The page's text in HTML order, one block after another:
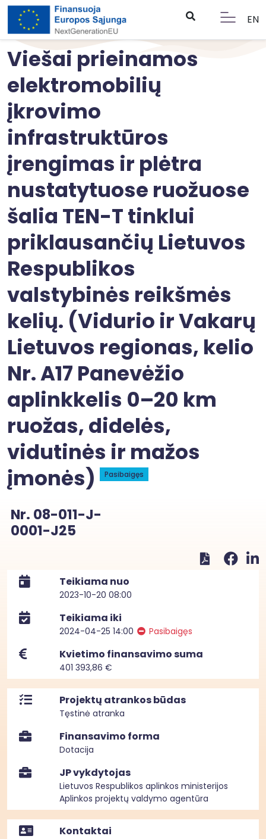
EN
Viešai prieinamos
elektromobilių
įkrovimo
infrastruktūros
įrengimas ir plėtra
nustatytuose ruožuose
šalia TEN-T tinklui
priklausančių Lietuvos
Respublikos
valstybinės reikšmės
kelių. (Vidurio ir Vakarų
Lietuvos regionas, kelio
Nr. A17 Panevėžio
aplinkkelis 0–20 km
ruožas, didelės,
vidutinės ir mažos
įmonės)
Pasibaigęs
Nr. 08-011-J-
0001-J25
Teikiama nuo
2023-10-20 08:00
Teikiama iki
2024-04-25 14:00 Pasibaigęs
Kvietimo finansavimo suma
401 393,86 €
Projektų atrankos būdas
Tęstinė atranka
Finansavimo forma
Dotacija
JP vykdytojas
Lietuvos Respublikos aplinkos ministerijos
Aplinkos projektų valdymo agentūra
Kontaktai